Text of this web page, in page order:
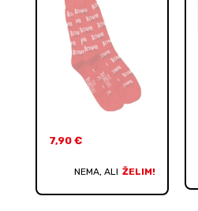
7,90 €
NEMA, ALI ŽELIM!